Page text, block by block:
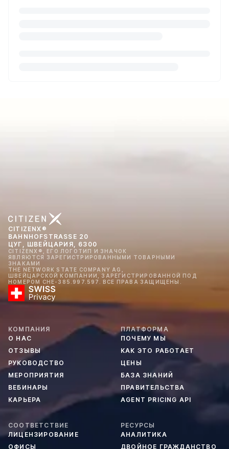
CITIZENX®
BAHNHOFSTRASSE 20
ЦУГ, ШВЕЙЦАРИЯ, 6300
CITIZENX®, ЕГО ЛОГОТИП И ЗНАЧОК
ЯВЛЯЮТСЯ ЗАРЕГИСТРИРОВАННЫМИ ТОВАРНЫМИ
ЗНАКАМИ
THE NETWORK STATE COMPANY AG,
ШВЕЙЦАРСКОЙ КОМПАНИИ, ЗАРЕГИСТРИРОВАННОЙ ПОД
НОМЕРОМ CHE-385.997.597. ВСЕ ПРАВА ЗАЩИЩЕНЫ.
КОМПАНИЯ
О НАС
ОТЗЫВЫ
РУКОВОДСТВО
МЕРОПРИЯТИЯ
ВЕБИНАРЫ
КАРЬЕРА
ПЛАТФОРМА
ПОЧЕМУ МЫ
КАК ЭТО РАБОТАЕТ
ЦЕНЫ
БАЗА ЗНАНИЙ
ПРАВИТЕЛЬСТВА
AGENT PRICING API
СООТВЕТСТВИЕ
ЛИЦЕНЗИРОВАНИЕ
ОФИСЫ
РЕСУРСЫ
АНАЛИТИКА
ДВОЙНОЕ ГРАЖДАНСТВО